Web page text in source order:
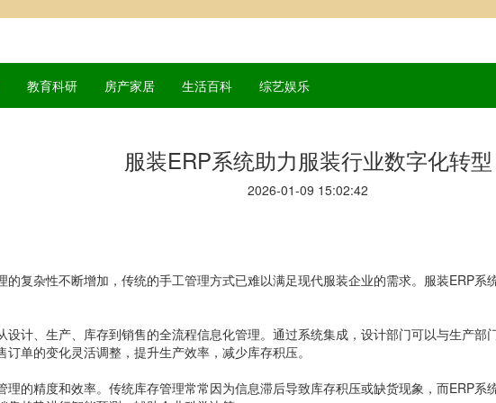
教育科研 房产家居 生活百科 综艺娱乐
服装ERP系统助力服装行业数字化转型
2026-01-09 15:02:42
复杂性不断增加，传统的手工管理方式已难以满足现代服装企业的需求。服装ERP
设计、生产、库存到销售的全流程信息化管理。通过系统集成，设计部门可以与生产
单的变化灵活调整，提升生产效率，减少库存积压。
理的精度和效率。传统库存管理常常因为信息滞后导致库存积压或缺货现象，而ERP